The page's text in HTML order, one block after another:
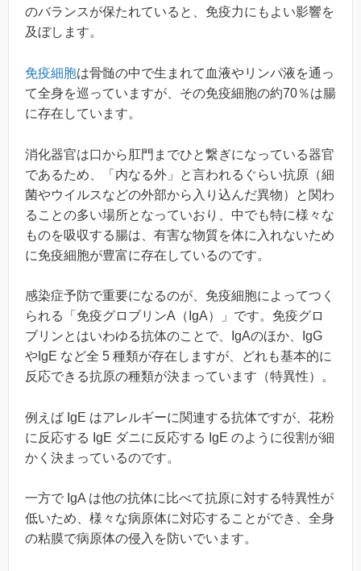
のバランスが保たれていると、免疫力にもよい影響を
及ぼします。
免疫細胞は骨髄の中で生まれて血液やリンパ液を通っ
て全身を巡っていますが、その免疫細胞の約70％は腸
に存在しています。
消化器官は口から肛門までひと繋ぎになっている器官
であるため、「内なる外」と言われるぐらい抗原（細
菌やウイルスなどの外部から入り込んだ異物）と関わ
ることの多い場所となっていおり、中でも特に様々な
ものを吸収する腸は、有害な物質を体に入れないため
に免疫細胞が豊富に存在しているのです。
感染症予防で重要になるのが、免疫細胞によってつく
られる「免疫グロブリンA（IgA）」です。免疫グロ
ブリンとはいわゆる抗体のことで、IgAのほか、IgG
やIgE など全 5 種類が存在しますが、どれも基本的に
反応できる抗原の種類が決まっています（特異性）。
例えば IgE はアレルギーに関連する抗体ですが、花粉
に反応する IgE ダニに反応する IgE のように役割が細
かく決まっているのです。
一方で IgA は他の抗体に比べて抗原に対する特異性が
低いため、様々な病原体に対応することができ、全身
の粘膜で病原体の侵入を防いでいます。